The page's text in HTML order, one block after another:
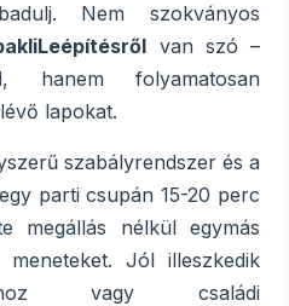
Nem szokványos
van szó –
hanem folyamatosan
lapokat.
szabályrendszer és a
parti csupán 15-20 perc
megállás nélkül egymás
Jól illeszkedik
vagy családi